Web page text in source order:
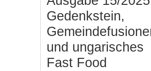
Gedenkstein,
und ungarisches
Fast Food